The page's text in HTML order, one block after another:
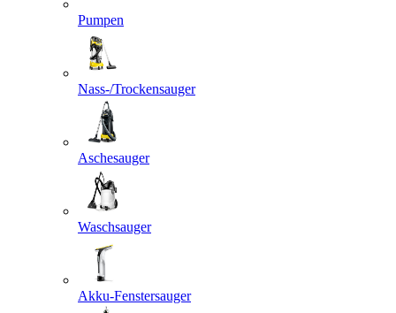
Pumpen
Nass-/Trockensauger
Aschesauger
Waschsauger
Akku-Fenstersauger